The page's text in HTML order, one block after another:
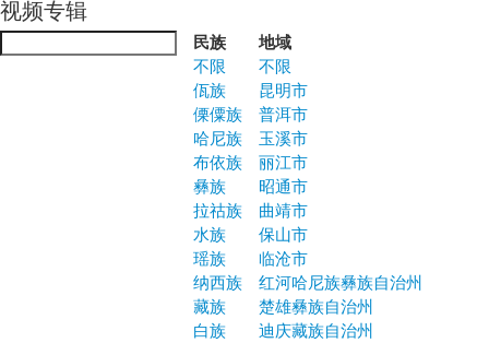
视频专辑
民族
不限
佤族
傈僳族
哈尼族
布依族
彝族
拉祜族
水族
瑶族
纳西族
藏族
白族
地域
不限
昆明市
普洱市
玉溪市
丽江市
昭通市
曲靖市
保山市
临沧市
红河哈尼族彝族自治州
楚雄彝族自治州
迪庆藏族自治州